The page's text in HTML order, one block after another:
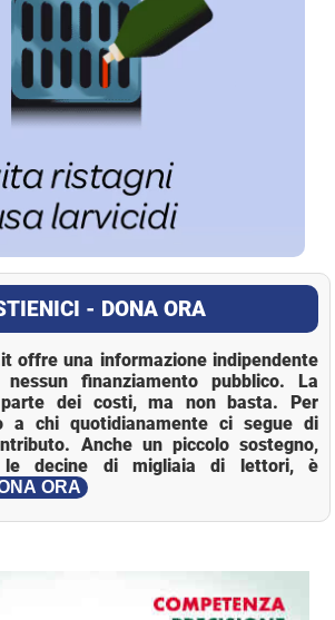
- DONA ORA
offre una informazione indipendente
finanziamento pubblico. La
dei costi, ma non basta. Per
a chi quotidianamente ci segue di
Anche un piccolo sostegno,
le decine di migliaia di lettori, è
ORA